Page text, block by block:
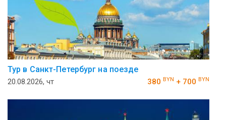
Тур в Санкт-Петербург на поезде
20.08.2026, чт 380 BYN + 700 BYN